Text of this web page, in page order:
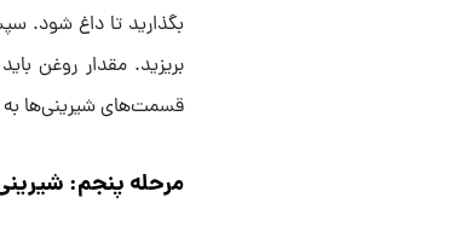
بگذارید تا داغ شود.
بریزید. مقدار روغن
قسمت‌های شیرینی‌ها
مرحله پنجم: